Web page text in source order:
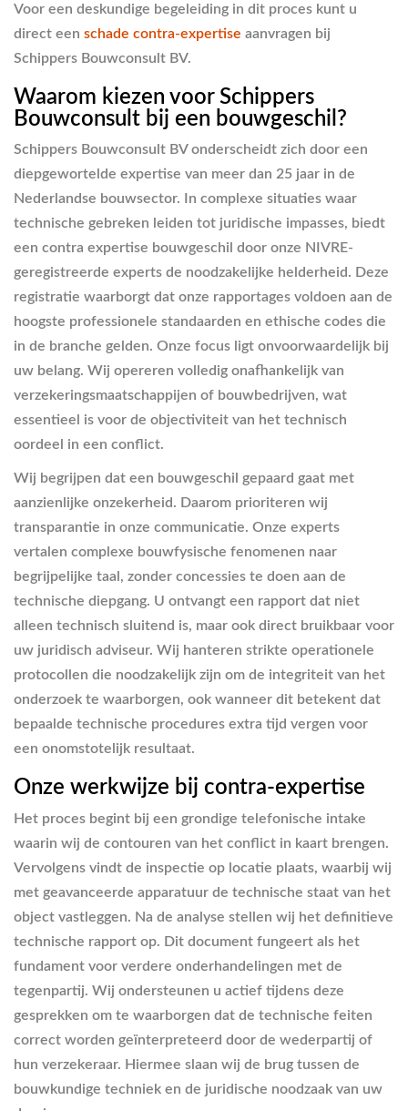
Voor een deskundige begeleiding in dit proces kunt u
direct een schade contra-expertise aanvragen bij
Schippers Bouwconsult BV.
Waarom kiezen voor Schippers
Bouwconsult bij een bouwgeschil?
Schippers Bouwconsult BV onderscheidt zich door een
diepgewortelde expertise van meer dan 25 jaar in de
Nederlandse bouwsector. In complexe situaties waar
technische gebreken leiden tot juridische impasses, biedt
een contra expertise bouwgeschil door onze NIVRE-
geregistreerde experts de noodzakelijke helderheid. Deze
registratie waarborgt dat onze rapportages voldoen aan de
hoogste professionele standaarden en ethische codes die
in de branche gelden. Onze focus ligt onvoorwaardelijk bij
uw belang. Wij opereren volledig onafhankelijk van
verzekeringsmaatschappijen of bouwbedrijven, wat
essentieel is voor de objectiviteit van het technisch
oordeel in een conflict.
Wij begrijpen dat een bouwgeschil gepaard gaat met
aanzienlijke onzekerheid. Daarom prioriteren wij
transparantie in onze communicatie. Onze experts
vertalen complexe bouwfysische fenomenen naar
begrijpelijke taal, zonder concessies te doen aan de
technische diepgang. U ontvangt een rapport dat niet
alleen technisch sluitend is, maar ook direct bruikbaar voor
uw juridisch adviseur. Wij hanteren strikte operationele
protocollen die noodzakelijk zijn om de integriteit van het
onderzoek te waarborgen, ook wanneer dit betekent dat
bepaalde technische procedures extra tijd vergen voor
een onomstotelijk resultaat.
Onze werkwijze bij contra-expertise
Het proces begint bij een grondige telefonische intake
waarin wij de contouren van het conflict in kaart brengen.
Vervolgens vindt de inspectie op locatie plaats, waarbij wij
met geavanceerde apparatuur de technische staat van het
object vastleggen. Na de analyse stellen wij het definitieve
technische rapport op. Dit document fungeert als het
fundament voor verdere onderhandelingen met de
tegenpartij. Wij ondersteunen u actief tijdens deze
gesprekken om te waarborgen dat de technische feiten
correct worden geïnterpreteerd door de wederpartij of
hun verzekeraar. Hiermee slaan wij de brug tussen de
bouwkundige techniek en de juridische noodzaak van uw